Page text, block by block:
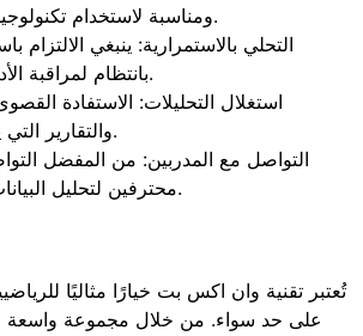
ومناسبة لاستخدام تكنولوجيا وان اكس بت.
التحلي بالاستمرارية: ينبغي الالتزام
بانتظام لمراقبة الأداء بشكل دقيق.
استغلال التحليلات: الاستفادة
والتقارير التي يقدمها التطبيق.
التواصل مع المدربين: من المفضل
محترفين لتحليل البيانات بشكل أعمق.
تُعتبر تقنية وان اكس بت خيارًا مثاليًا
على حد سواء. من خلال مجموعة واسعة